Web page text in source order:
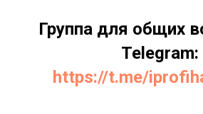
Группа для общих
Telegram:
https://t.me/